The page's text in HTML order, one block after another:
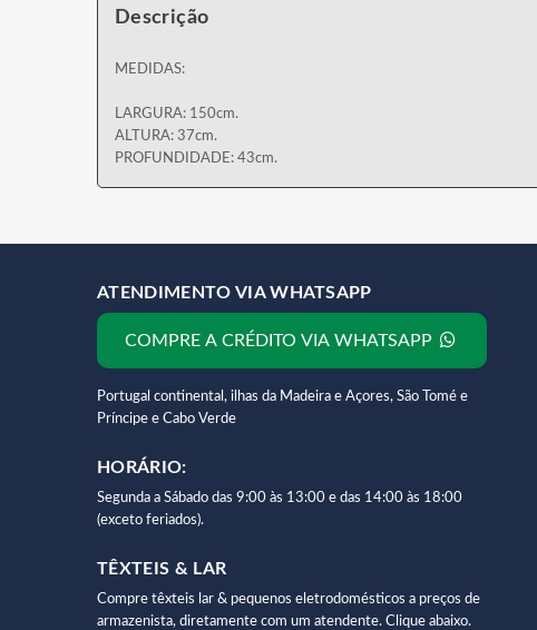
Descrição
MEDIDAS:
LARGURA: 150cm.
ALTURA: 37cm.
PROFUNDIDADE: 43cm.
ATENDIMENTO VIA WHATSAPP
COMPRE A CRÉDITO VIA WHATSAPP
Portugal continental, ilhas da Madeira e Açores, São Tomé e
Príncipe e Cabo Verde
HORÁRIO:
Segunda a Sábado das 9:00 às 13:00 e das 14:00 às 18:00
(exceto feriados).
TÊXTEIS & LAR
Compre têxteis lar & pequenos eletrodomésticos a preços de
armazenista, diretamente com um atendente. Clique abaixo.